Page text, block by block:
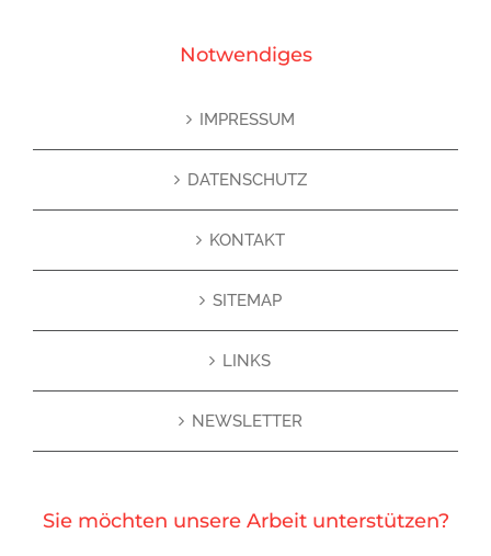
Notwendiges
IMPRESSUM
DATENSCHUTZ
KONTAKT
SITEMAP
LINKS
NEWSLETTER
Sie möchten unsere Arbeit unterstützen?